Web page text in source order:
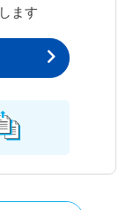
ます